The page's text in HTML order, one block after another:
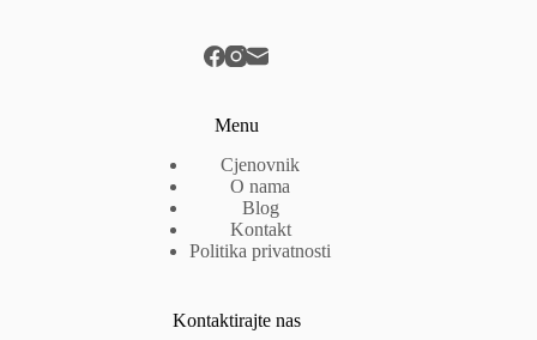
Menu
Cjenovnik
O nama
Blog
Kontakt
Politika privatnosti
Kontaktirajte nas